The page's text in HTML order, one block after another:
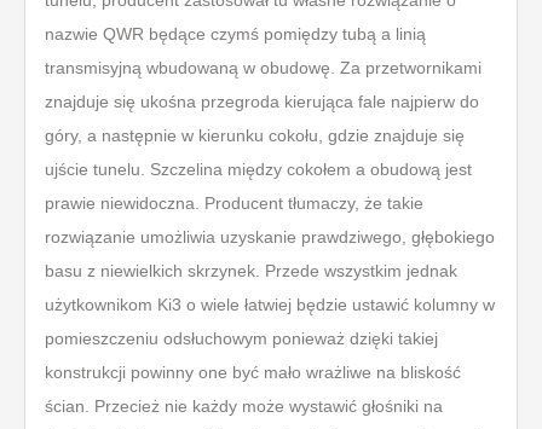
nazwie QWR będące czymś pomiędzy tubą a linią
transmisyjną wbudowaną w obudowę. Za przetwornikami
znajduje się ukośna przegroda kierująca fale najpierw do
góry, a następnie w kierunku cokołu, gdzie znajduje się
ujście tunelu. Szczelina między cokołem a obudową jest
prawie niewidoczna. Producent tłumaczy, że takie
rozwiązanie umożliwia uzyskanie prawdziwego, głębokiego
basu z niewielkich skrzynek. Przede wszystkim jednak
użytkownikom Ki3 o wiele łatwiej będzie ustawić kolumny w
pomieszczeniu odsłuchowym ponieważ dzięki takiej
konstrukcji powinny one być mało wrażliwe na bliskość
ścian. Przecież nie każdy może wystawić głośniki na